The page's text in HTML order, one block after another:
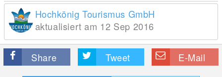
Hochkönig Tourismus GmbH
aktualisiert am 12 Sep 2016
Share Tweet E-Mail